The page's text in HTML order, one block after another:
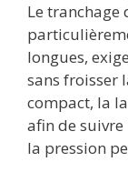
Le tranchage
longues,
sans froisser
compact, la
afin de
la pression